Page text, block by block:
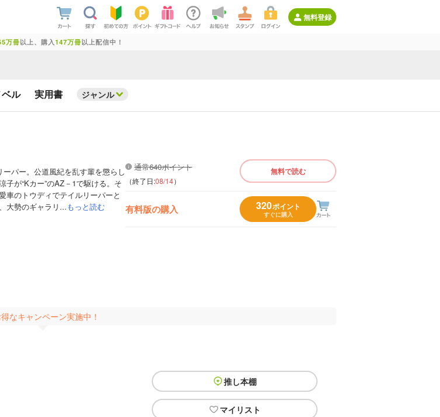
無料登録
万冊以上、購入 147万冊以上配信中！
ベル 実用書 ジャンル
パー。公道風紀を乱す輩を懲らし
が“Kカー”のAZ－1で駆ける。そ
車のトウディでテイルリーパーと
大勢のギャラリ...もっと読む
通常640ポイント
（終了日:08/14）
無料で読む
有料版の購入 320ポイント
すぐに購入
なキャンペーン実施中！
推し本棚
マイリスト